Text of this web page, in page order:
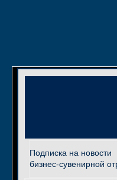
Подписка на новости
бизнес-сувенирной